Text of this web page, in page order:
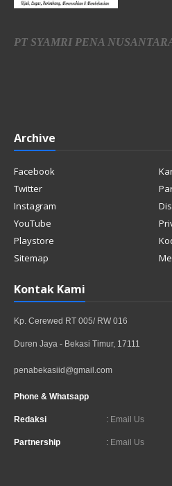
PT SYAMRI PENA
Archive
Facebook
Twitter
Instagram
YouTube
Playstore
Sitemap
Kontak Kami
Kp. Cerewed RT 005/ RW 016
Duren Jaya - Bekasi Timur, 17111
penabekasiid@gmail.com
Phone & Whatsapp
Redaksi : Email Us
Partnership : Email Us